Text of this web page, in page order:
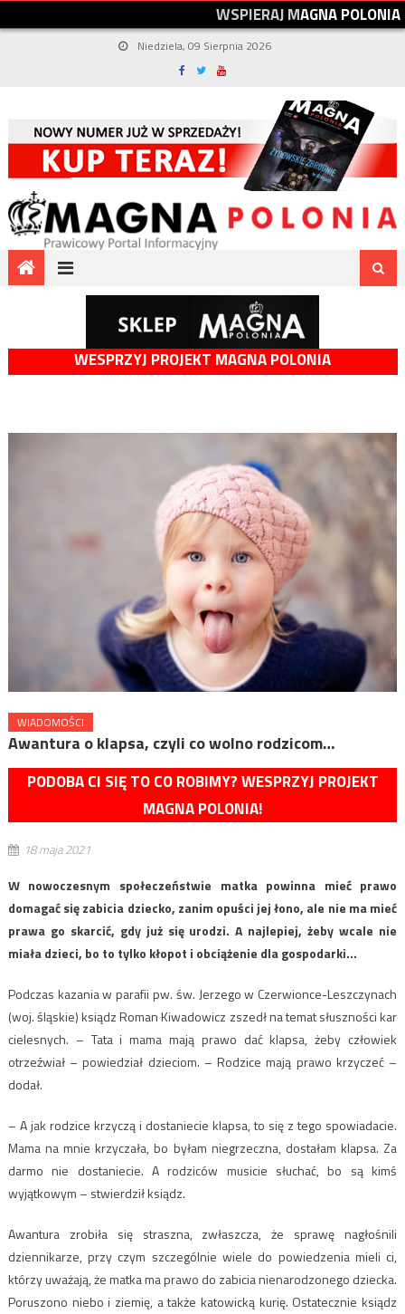
WSPIERAJMAGNAPOLONIA
Niedziela, 09 Sierpnia 2026
WESPRZYJ PROJEKT MAGNA POLONIA
WIADOMOŚCI
Awantura o klapsa, czyli co wolno rodzicom…
PODOBA CI SIĘ TO CO ROBIMY? WESPRZYJ PROJEKT
MAGNA POLONIA!
18 maja 2021
W nowoczesnym społeczeństwie matka powinna mieć prawo
domagać się zabicia dziecko, zanim opuści jej łono, ale nie ma mieć
prawa go skarcić, gdy już się urodzi. A najlepiej, żeby wcale nie
miała dzieci, bo to tylko kłopot i obciążenie dla gospodarki…
Podczas kazania w parafii pw. św. Jerzego w Czerwionce-Leszczynach
(woj. śląskie) ksiądz Roman Kiwadowicz zszedł na temat słuszności kar
cielesnych. – Tata i mama mają prawo dać klapsa, żeby człowiek
otrzeźwiał – powiedział dzieciom. – Rodzice mają prawo krzyczeć –
dodał.
– A jak rodzice krzyczą i dostaniecie klapsa, to się z tego spowiadacie.
Mama na mnie krzyczała, bo byłam niegrzeczna, dostałam klapsa. Za
darmo nie dostaniecie. A rodziców musicie słuchać, bo są kimś
wyjątkowym – stwierdził ksiądz.
Awantura zrobiła się straszna, zwłaszcza, że sprawę nagłośnili
dziennikarze, przy czym szczególnie wiele do powiedzenia mieli ci,
którzy uważają, że matka ma prawo do zabicia nienarodzonego dziecka.
Poruszono niebo i ziemię, a także katowicką kurię. Ostatecznie ksiądz